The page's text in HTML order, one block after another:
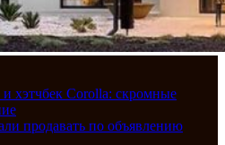
хэтчбек Corolla: скромные
продавать по объявлению